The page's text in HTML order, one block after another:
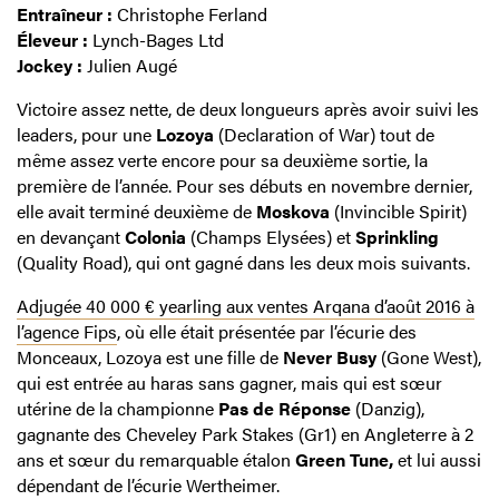
Entraîneur : Christophe Ferland
Éleveur : Lynch-Bages Ltd
Jockey : Julien Augé
Victoire assez nette, de deux longueurs après avoir suivi les
leaders, pour une Lozoya (Declaration of War) tout de
même assez verte encore pour sa deuxième sortie, la
première de l’année. Pour ses débuts en novembre dernier,
elle avait terminé deuxième de Moskova (Invincible Spirit)
en devançantColonia (Champs Elysées) etSprinkling
(Quality Road), qui ont gagné dans les deux mois suivants.
Adjugée 40 000 € yearling aux ventes Arqana d’août 2016 à
l’agence Fips, où elle était présentée par l’écurie des
Monceaux, Lozoya est une fille de Never Busy (Gone West),
qui est entrée au haras sans gagner, mais qui est sœur
utérine de la championne Pas de Réponse (Danzig),
gagnante des Cheveley Park Stakes (Gr1) en Angleterre à 2
ans et sœur du remarquable étalon Green Tune,et lui aussi
dépendant de l’écurie Wertheimer.